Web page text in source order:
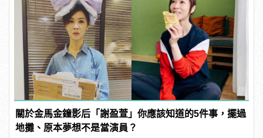
關於金馬金鐘影后「謝盈萱」你應該知道的5件事，擺過
地攤、原本夢想不是當演員？